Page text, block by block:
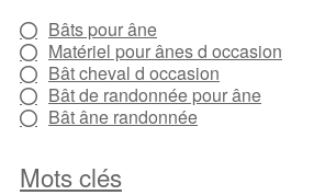
Bâts pour âne
Matériel pour ânes d occasion
Bât cheval d occasion
Bât de randonnée pour âne
Bât âne randonnée
Mots clés